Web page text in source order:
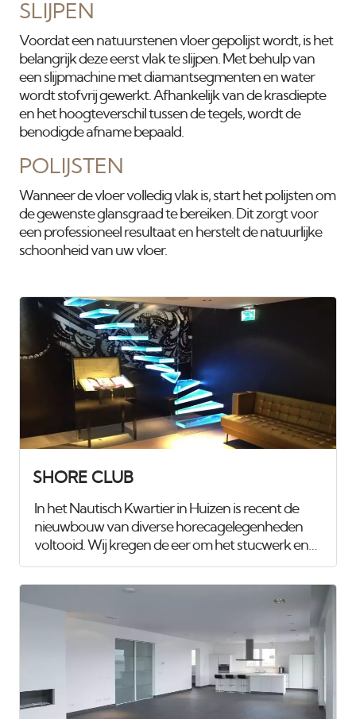
SLIJPEN
Voordat een natuurstenen vloer gepolijst wordt, is het
belangrijk deze eerst vlak te slijpen. Met behulp van
een slijpmachine met diamantsegmenten en water
wordt stofvrij gewerkt. Afhankelijk van de krasdiepte
en het hoogteverschil tussen de tegels, wordt de
benodigde afname bepaald.
POLIJSTEN
Wanneer de vloer volledig vlak is, start het polijsten om
de gewenste glansgraad te bereiken. Dit zorgt voor
een professioneel resultaat en herstelt de natuurlijke
schoonheid van uw vloer.
SHORE CLUB
In het Nautisch Kwartier in Huizen is recent de
nieuwbouw van diverse horecagelegenheden
voltooid. Wij kregen de eer om het stucwerk en
spuitwerk van maar liefst 1.100 m², verdeeld over
drie etages, te verzorgen. Voor het
club/restaurant hebben we gebruik gemaakt van
het innovatieve Diamant pleister van Knauf, een
stucmortel die vele malen sterker is dan de
gangbare materialen. Dit zorgt voor extra
duurzaamheid en weerstand. Uiteraard hebben
we alles afgewerkt met een hoogwaardige, goed
reinigbare buitenkwaliteit muurverf, om de